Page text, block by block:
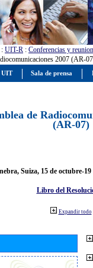
: UIT-R : Conferencias y
2007 (AR-
de
(AR-07)
Suiza, 15 de octubre-19
Libro del
Expandir todo
UIT Sala de prensa